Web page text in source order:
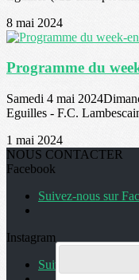
8 mai 2024
Programme du
Samedi 4 mai
Eguilles - F.C.
1 mai 2024
NOUS CONTACTER
Facebook
Suivez-nous sur
Instagram
Suivez-nous sur